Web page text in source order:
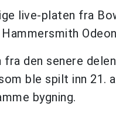
live-platen fra
den senere
ble spilt inn 21.
bygning.